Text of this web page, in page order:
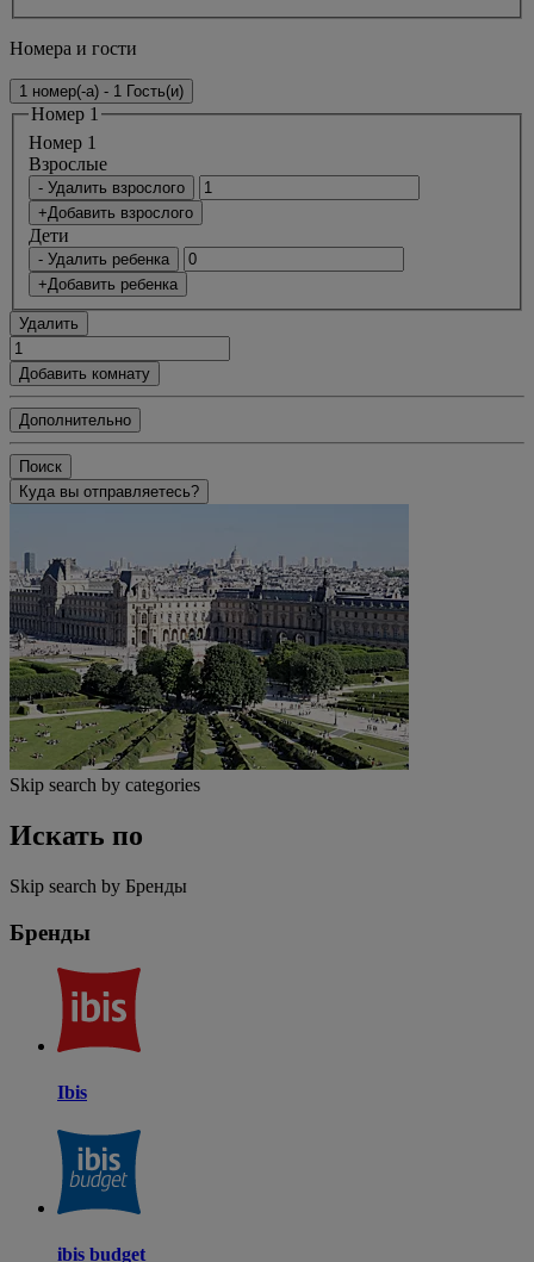
Номера и гости
1 номер(-а) - 1 Гость(и)
Номер 1
Номер 1
Bзрослые
- Удалить взрослого
+Добавить взрослого
Дети
- Удалить ребенка
+Добавить ребенка
Удалить
Добавить комнату
Дополнительно
Поиск
Куда вы отправляетесь?
Skip search by categories
Искать по
Skip search by Бренды
Бренды
Ibis
ibis budget